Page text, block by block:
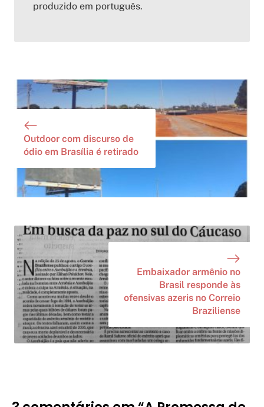
produzido em português.
Outdoor com discurso de
ódio em Brasília é retirado
Embaixador armênio no
Brasil responde às
ofensivas azeris no Correio
Braziliense